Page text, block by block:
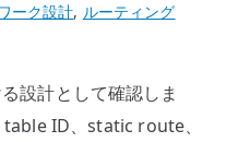
ーク設計, ルーティング
設計として確認しま
table ID、static route、